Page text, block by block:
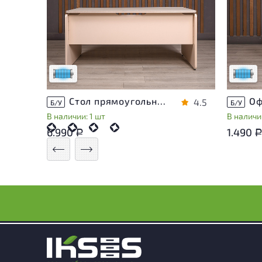
Состояние товара приближено к новому,
могут присутствовать незначительные
следы эксплуатации
Низкая степень износа
Б/У Стол прямоугольный Accord ДСП Дуб Россия
В наличии: 1 шт
4.5
6.990Р
могут
следы
Низкая
Б/У
В
1.490 Р